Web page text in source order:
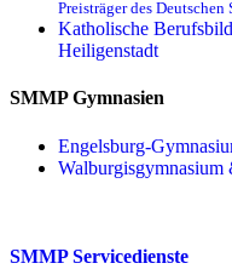
Preisträger des Deutschen
Katholische
Heiligenstadt
SMMP Gymnasien
Engelsburg-
Walburgisgymnasium
SMMP Servicedienste